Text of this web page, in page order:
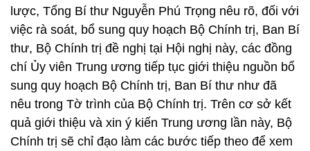
lược, Tổng Bí thư Nguyễn Phú Trọng nêu rõ, đối với
việc rà soát, bổ sung quy hoạch Bộ Chính trị, Ban Bí
thư, Bộ Chính trị đề nghị tại Hội nghị này, các đồng
chí Ủy viên Trung ương tiếp tục giới thiệu nguồn bổ
sung quy hoạch Bộ Chính trị, Ban Bí thư như đã
nêu trong Tờ trình của Bộ Chính trị. Trên cơ sở kết
quả giới thiệu và xin ý kiến Trung ương lần này, Bộ
Chính trị sẽ chỉ đạo làm các bước tiếp theo để xem